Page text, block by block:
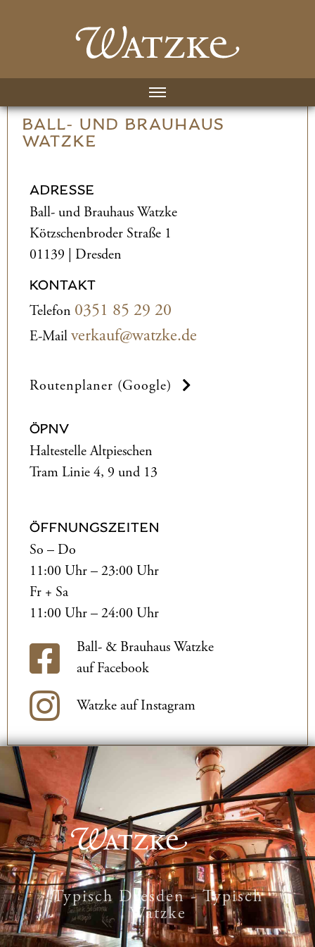
BALL- UND­ BRAUHAUS
WATZKE
ADRESSE
Ball- und­ Brauhaus Watzke
Kötzschenbroder Straße 1
01139 | Dresden
KONTAKT
Telefon 0351 85 29 20
E-Mailverkauf@watzke.de
Routenplaner (Google)
ÖPNV
Haltestelle Altpieschen
Tram Linie 4, 9 und 13
ÖFFNUNGSZEITEN
So – Do
11:00 Uhr – 23:00 Uhr
Fr + Sa
11:00 Uhr – 24:00 Uhr
Ball- & Brauhaus Watzke
auf Facebook
Watzke auf Instagram
Typisch Dresden - Typisch
Watzke